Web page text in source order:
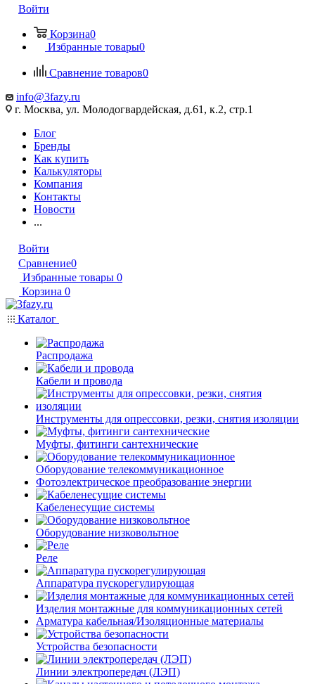
Войти
Корзина0
Избранные товары0
Сравнение товаров0
info@3fazy.ru
г. Москва, ул. Молодогвардейская, д.61, к.2, стр.1
Блог
Бренды
Как купить
Калькуляторы
Компания
Контакты
Новости
...
Войти
Сравнение0
Избранные товары 0
Корзина 0
Каталог
Распродажа
Кабели и провода
Инструменты для опрессовки, резки, снятия изоляции
Муфты, фитинги сантехнические
Оборудование телекоммуникационное
Фотоэлектрическое преобразование энергии
Кабеленесущие системы
Оборудование низковольтное
Реле
Аппаратура пускорегулирующая
Изделия монтажные для коммуникационных сетей
Арматура кабельная/Изоляционные материалы
Устройства безопасности
Линии электропередач (ЛЭП)